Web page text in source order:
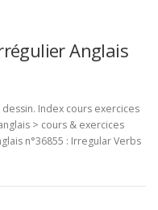
Anglais
Index cours exercices
> cours & exercices
n°36855 : Irregular Verbs